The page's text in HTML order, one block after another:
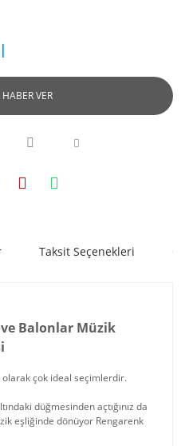
VER
Taksit Seçenekleri
Balonlar Müzik
çok ideal seçimlerdir.
düğmesinden açtığınız da
eşliğinde dönüyor Rengarenk